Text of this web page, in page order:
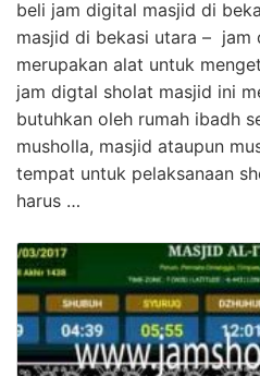
beli jam digital masjid di
masjid di bekasi utara – jam
merupakan alat untuk
jam digtal sholat masjid ini
butuhkan oleh rumah ibadh
musholla, masjid ataupun
tempat untuk pelaksanaan
harus …